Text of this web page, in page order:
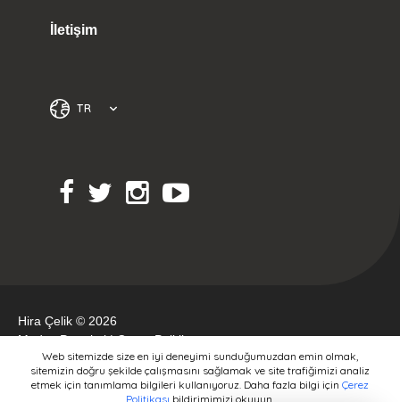
İletişim
TR
Hira Çelik © 2026
Medya Portakal|Çerez Politikası
Web sitemizde size en iyi deneyimi sunduğumuzdan emin olmak,
sitemizin doğru şekilde çalışmasını sağlamak ve site trafiğimizi analiz
etmek için tanımlama bilgileri kullanıyoruz. Daha fazla bilgi için Çerez
Politikası bildirimimizi okuyun.